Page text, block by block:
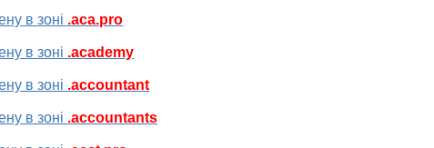
в зоні .aca.pro
в зоні .academy
в зоні .accountant
в зоні .accountants